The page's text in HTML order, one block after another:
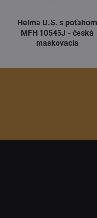
Helma U.S. s poťahom
MFH 10545J - česká
maskovacia